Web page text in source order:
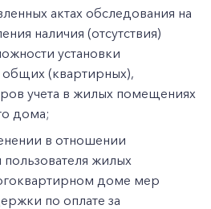
актах обследования на
наличия (отсутствия)
установки
(квартирных),
учета в жилых помещениях
дома;
в отношении
пользователя жилых
доме мер
по оплате за